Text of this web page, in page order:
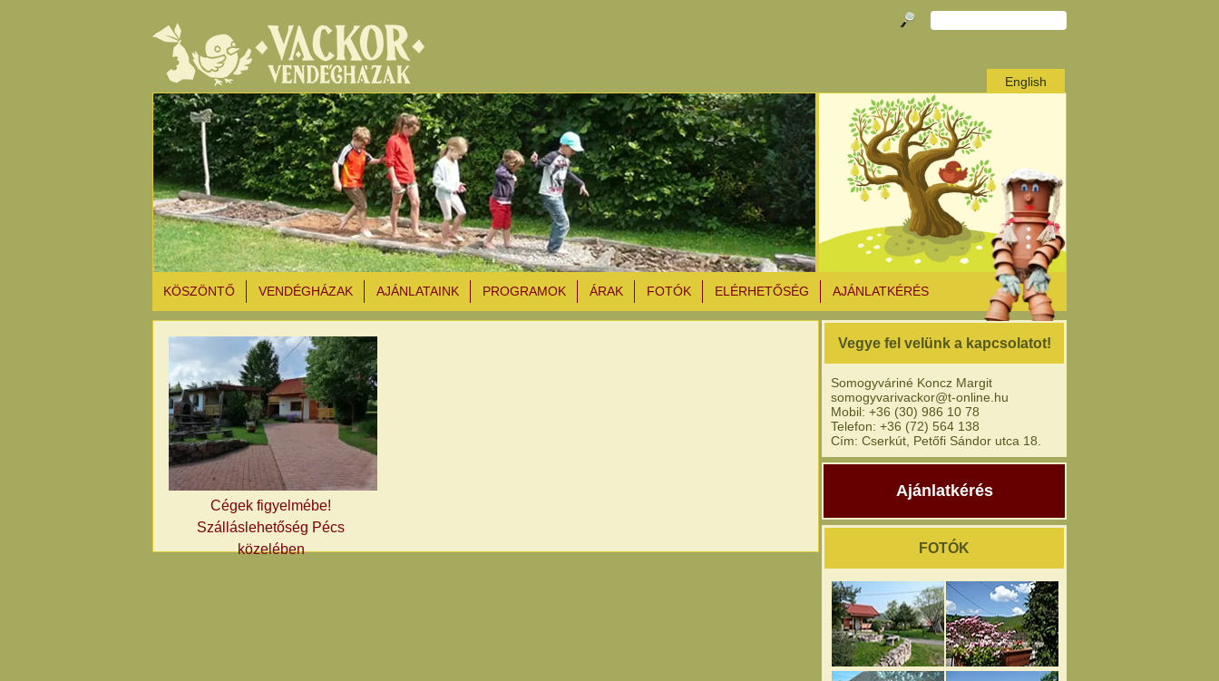
English
KÖSZÖNTŐ VENDÉGHÁZAK AJÁNLATAINK PROGRAMOK ÁRAK FOTÓK ELÉRHETŐSÉG AJÁNLATKÉRÉS
Cégek figyelmébe!
Szálláslehetőség Pécs
közelében
Vegye fel velünk a kapcsolatot!
Somogyváriné Koncz Margit
somogyvarivackor@t-online.hu
Mobil: +36 (30) 986 10 78
Telefon: +36 (72) 564 138
Cím: Cserkút, Petőfi Sándor utca 18.
Ajánlatkérés
FOTÓK